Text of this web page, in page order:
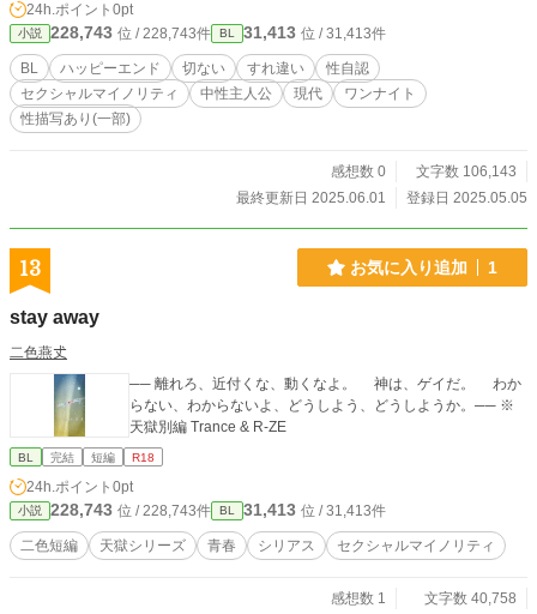
た夜。 それは、誰にもなれなかった楷が、初めて“誰かとい
た”と呼べる夜だった。 性別や役割ではなく、“今の君が素敵
だ”と言ってくれる人に、 どうしようもなく、惹かれていく―
―。 “存在ごと抱かれること”を描いた、 静かで情熱的な大人
のBL長編、開幕。
24h.ポイント 0pt
小説 228,743 位 / 228,743件 BL 31,413 位 / 31,413件
BL ハッピーエンド 切ない すれ違い
性自認
セクシャルマイノリティ
中性主人公 現代
ワンナイト
性描写あり(一部)
感想数 0
文字数 106,143
最終更新日 2025.06.01
登録日 2025.05.05
13 お気に入り追加 1
stay away
二色燕𠀋
── 離れろ、近付くな、動くなよ。 神は、ゲイだ。 わか
らない、わからないよ、どうしよう、どうしようか。── ※
天獄別編 Trance & R-ZE
BL 完結 短編 R18
24h.ポイント 0pt
小説 228,743 位 / 228,743件 BL 31,413 位 / 31,413件
二色短編 天獄シリーズ 青春 シリアス セクシャルマイノリティ
感想数 1 文字数 40,758